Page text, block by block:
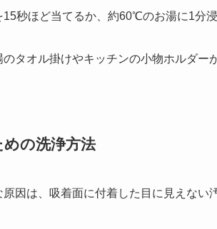
秒ほど当てるか、約60℃のお湯に1分
タオル掛けやキッチンの小物ホルダ
めの洗浄方法
因は、吸着面に付着した目に見えない